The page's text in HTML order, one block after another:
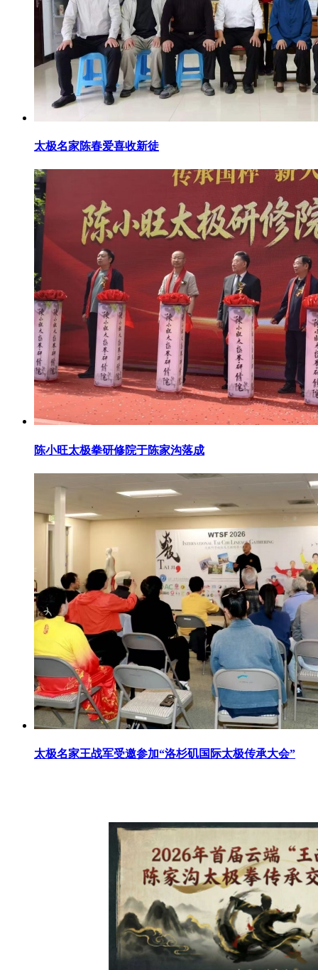
太极名家陈春爱喜收新徒
陈小旺太极拳研修院于陈家沟落成
太极名家王战军受邀参加“洛杉矶国际太极传承大会”